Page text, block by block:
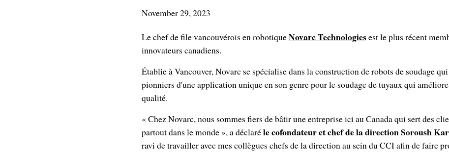
November 29, 2023
Le chef de file vancouvérois en robotiqueNovarc Technologiesest le plus récent
innovateurs canadiens.
Établie à Vancouver, Novarc se spécialise dans la construction de robots de soudage
pionniers d'une application unique en son genre pour le soudage de tuyaux qui
qualité.
« Chez Novarc, nous sommes fiers de bâtir une entreprise ici au Canada qui sert des
partout dans le monde », a déclaréle cofondateur et chef de la direction Soroush
ravi de travailler avec mes collègues chefs de la direction au sein du CCI afin de faire